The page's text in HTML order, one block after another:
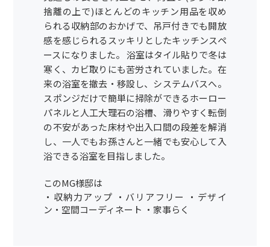
捨離の上で)ほとんどのキッチン用品を収め
られる収納部のおかげで、吊戸付きでも開放
感を感じられるスッキリとしたキッチンスペ
ースになりました。 浴室はタイル貼りで冬は
寒く、カビ取りにも苦労されていました。在
来の浴室を撤去・移設し、システムバスへ。
スポンジだけで簡単に掃除ができるホーロー
パネルと人工大理石の浴槽、滑りやすく転倒
の不安があった床材や出入口間の段差を解消
し、一人でもお孫さんと一緒でも安心して入
浴できる浴室を目指しました。
このMG様邸は
・収納力アップ ・バリアフリー ・デザイ
ン・空間コーディネート ・家事らく